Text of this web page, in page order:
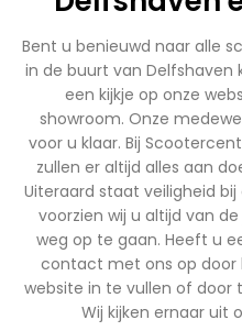
Bent u benieuwd naar alle
in de buurt van Delfshaven
een kijkje op onze
showroom. Onze
voor u klaar. Bij
zullen er altijd alles aan
Uiteraard staat veiligheid
voorzien wij u altijd van
weg op te gaan. Heeft u
contact met ons op door
website in te vullen of door
Wij kijken ernaar uit